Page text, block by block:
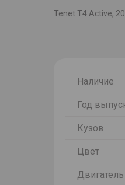
Tenet T4 Active,
Наличие
Год
Кузов
Цвет
Двигатель